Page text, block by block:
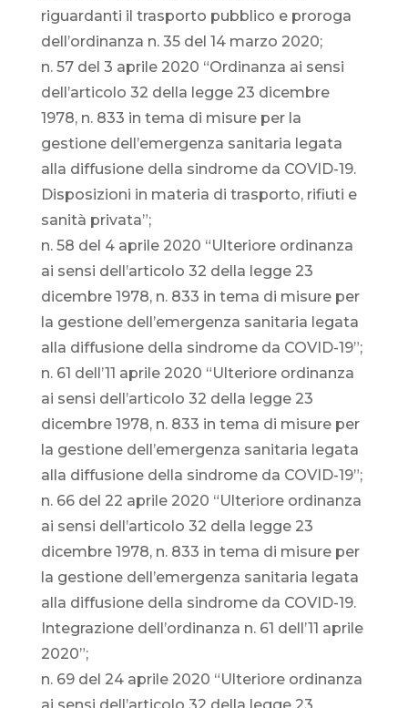
riguardanti il trasporto pubblico e proroga
dell’ordinanza n. 35 del 14 marzo 2020;
n. 57 del 3 aprile 2020 “Ordinanza ai sensi
dell’articolo 32 della legge 23 dicembre
1978, n. 833 in tema di misure per la
gestione dell’emergenza sanitaria legata
alla diffusione della sindrome da COVID-19.
Disposizioni in materia di trasporto, rifiuti e
sanità privata”;
n. 58 del 4 aprile 2020 “Ulteriore ordinanza
ai sensi dell’articolo 32 della legge 23
dicembre 1978, n. 833 in tema di misure per
la gestione dell’emergenza sanitaria legata
alla diffusione della sindrome da COVID-19”;
n. 61 dell’11 aprile 2020 “Ulteriore ordinanza
ai sensi dell’articolo 32 della legge 23
dicembre 1978, n. 833 in tema di misure per
la gestione dell’emergenza sanitaria legata
alla diffusione della sindrome da COVID-19”;
n. 66 del 22 aprile 2020 “Ulteriore ordinanza
ai sensi dell’articolo 32 della legge 23
dicembre 1978, n. 833 in tema di misure per
la gestione dell’emergenza sanitaria legata
alla diffusione della sindrome da COVID-19.
Integrazione dell’ordinanza n. 61 dell’11 aprile
2020”;
n. 69 del 24 aprile 2020 “Ulteriore ordinanza